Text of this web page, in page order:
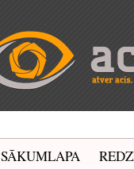
SĀKUMLAPA